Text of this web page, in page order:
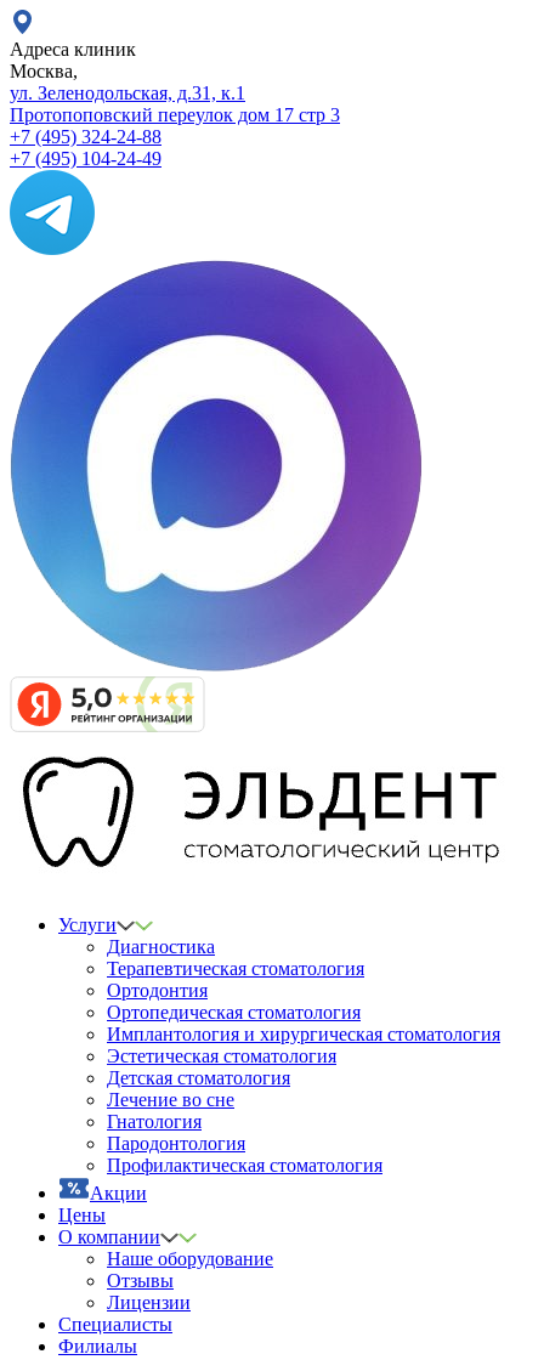
Адреса клиник
Москва,
ул. Зеленодольская, д.31, к.1
Протопоповский переулок дом 17 стр 3
+7 (495) 324-24-88
+7 (495) 104-24-49
Услуги
Диагностика
Терапевтическая стоматология
Ортодонтия
Ортопедическая стоматология
Имплантология и хирургическая стоматология
Эстетическая стоматология
Детская стоматология
Лечение во сне
Гнатология
Пародонтология
Профилактическая стоматология
Акции
Цены
О компании
Наше оборудование
Отзывы
Лицензии
Специалисты
Филиалы